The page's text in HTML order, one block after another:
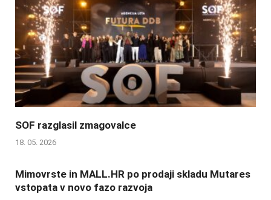
SOF razglasil zmagovalce
18. 05. 2026
Mimovrste in MALL.HR po prodaji skladu Mutares
vstopata v novo fazo razvoja